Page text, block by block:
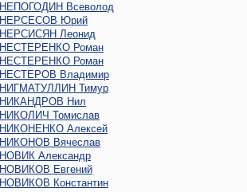
НЕПОГОДИН Всеволод
НЕРСЕСОВ Юрий
НЕРСИСЯН Леонид
НЕСТЕРЕНКО Роман
НЕСТЕРЕНКО Роман
НЕСТЕРОВ Владимир
НИГМАТУЛЛИН Тимур
НИКАНДРОВ Нил
НИКОЛИЧ Томислав
НИКОНЕНКО Алексей
НИКОНОВ Вячеслав
НОВИК Александр
НОВИКОВ Евгений
НОВИКОВ Константин